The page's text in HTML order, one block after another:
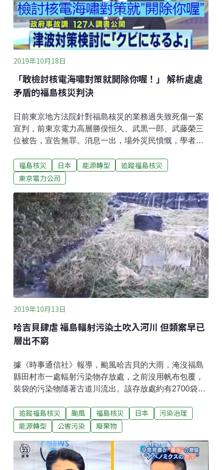
2019年10月18日
「敢檢討核電海嘯對策就開除你喔！」 解析處處
矛盾的福島核災判決
日前東京地方法院針對福島核災的業務過失致死傷一案
宣判，前東京電力高層勝俣恒久、武黒一郎、武藤榮三
位被告，宣告無罪。消息一出，場外災民憤慨，學者專
內容。不過，對於災民團體來說，究竟判決的不合理之
處為何？曾經參與福島核災官方正式調查、《日本國會
對本案的長期旁聽觀察，撰寫〈揣摩上意 所謂無罪證據
有多處矛盾的福島核災判決〉一文，詳加解說。這次判
決要旨主要有幾個地方不合理。一、判決說：「要避免
（海嘯引起的）核災，除了停機之外，別無他法。（判
決書 p.13）」（但事前沒有必要做到停機所以無罪）可
是，同樣面對海嘯的風險，日本原子力發電公司從2008
年開始，對於轄下的東海第二核電廠，便做了防止廠區
浸水、堤防等工程，且在震災前就完工了。換言之，不
停機，還是可以防範海嘯。
福島核災 日本 能源轉型
追蹤福島核災
東京電力公司
2019年10月13日
哈吉貝肆虐 福島輻射污染土吹入河川 但類案早已
層出不窮
據《時事通信社》報導，颱風哈吉貝的大雨，淹沒福島
縣田村市一處輻射污染物存放處，之前沒用帆布包覆，
裝袋的污染物隨著古道川流出。該存放處約有2700袋輻
傳出，不少台灣網友擔憂，輻射污染會再度擴散；然而
台灣網友有所不知的是，許多存放處因為保護薄弱，即
隨處漫流。以2015年的一則新聞為例，僅僅是一場大
雨，就有近400袋包覆輻射污染土的塑膠袋，被沖刷到
追蹤福島核災 颱風 福島核災 日本
污染治理
能源轉型
公害污染 廢棄物